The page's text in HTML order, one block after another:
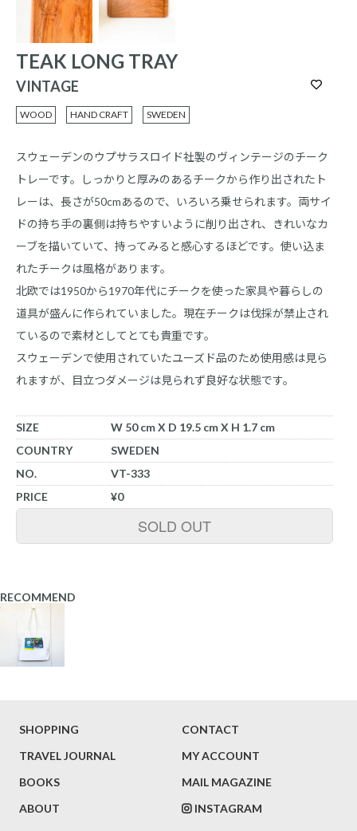
TEAK LONG TRAY
VINTAGE
WOOD HAND CRAFT SWEDEN
スウェーデンのウプサラスロイド社製のヴィンテージのチーク
トレーです。しっかりと厚みのあるチークから作り出されたト
レーは、長さが50cmあるので、いろいろ乗せられます。両サイ
ドの持ち手の裏側は持ちやすいように削り出され、きれいなカ
ーブを描いていて、持ってみると感心するほどです。使い込ま
れたチークは風格があります。
北欧では1950から1970年代にチークを使った家具や暮らしの
道具が盛んに作られていました。現在チークは伐採が禁止され
ているので素材としてとても貴重です。
スウェーデンで使用されていたユーズド品のため使用感は見ら
れますが、目立つダメージは見られず良好な状態です。
SIZE
W 50 cm X D 19.5 cm X H 1.7 cm
COUNTRY
SWEDEN
NO.
VT-333
PRICE
¥0
SOLD OUT
RECOMMEND
SHOPPING
TRAVEL JOURNAL
BOOKS
ABOUT
CONTACT
MY ACCOUNT
MAIL MAGAZINE
INSTAGRAM